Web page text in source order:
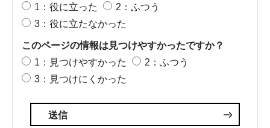
1：役に立った
2：ふつう
3：役に立たなかった
このページの情報は見つけやすかったですか？
1：見つけやすかった
2：ふつう
3：見つけにくかった